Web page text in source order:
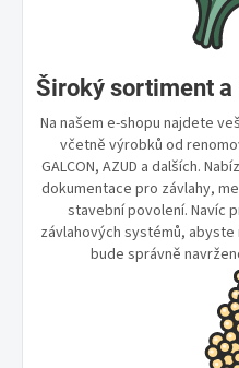
Široký sortiment
Na našem e-shopu najdete
včetně výrobků od
GALCON, AZUD a dalších.
dokumentace pro závlahy,
stavební povolení. Navíc
závlahových systémů,
bude správně